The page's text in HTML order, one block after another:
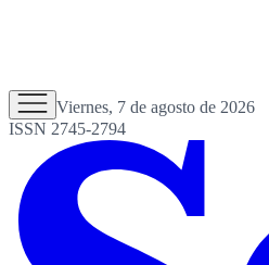
Viernes, 7 de agosto de 2026
ISSN 2745-2794